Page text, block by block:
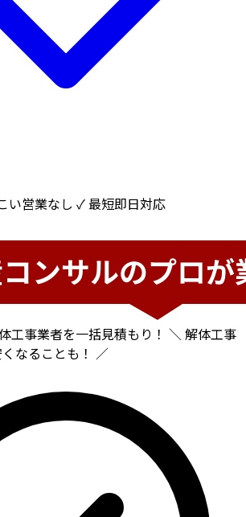
い営業なし ✓ 最短即日対応
工事業者を一括見積もり！ ＼ 解体工事
なることも！ ／